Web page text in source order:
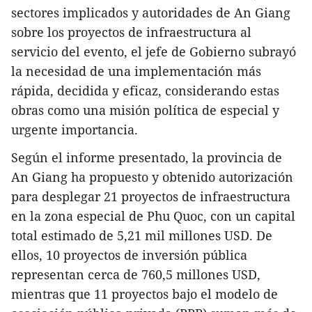
sectores implicados y autoridades de An Giang
sobre los proyectos de infraestructura al
servicio del evento, el jefe de Gobierno subrayó
la necesidad de una implementación más
rápida, decidida y eficaz, considerando estas
obras como una misión política de especial y
urgente importancia.
Según el informe presentado, la provincia de
An Giang ha propuesto y obtenido autorización
para desplegar 21 proyectos de infraestructura
en la zona especial de Phu Quoc, con un capital
total estimado de 5,21 mil millones USD. De
ellos, 10 proyectos de inversión pública
representan cerca de 760,5 millones USD,
mientras que 11 proyectos bajo el modelo de